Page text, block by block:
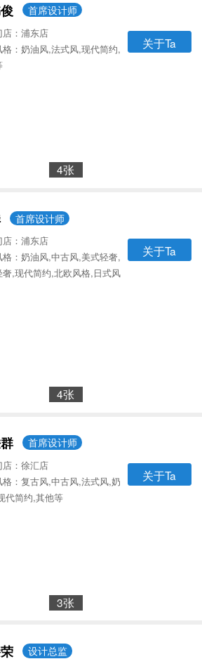
首席设计师
店：浦东店
格：奶油风,法式风,现代简约,
关于Ta
4张
首席设计师
店：浦东店
格：奶油风,中古风,美式轻奢,
奢,现代简约,北欧风格,日式风
关于Ta
4张
首席设计师
店：徐汇店
格：复古风,中古风,法式风,奶
代简约,其他等
关于Ta
3张
设计总监